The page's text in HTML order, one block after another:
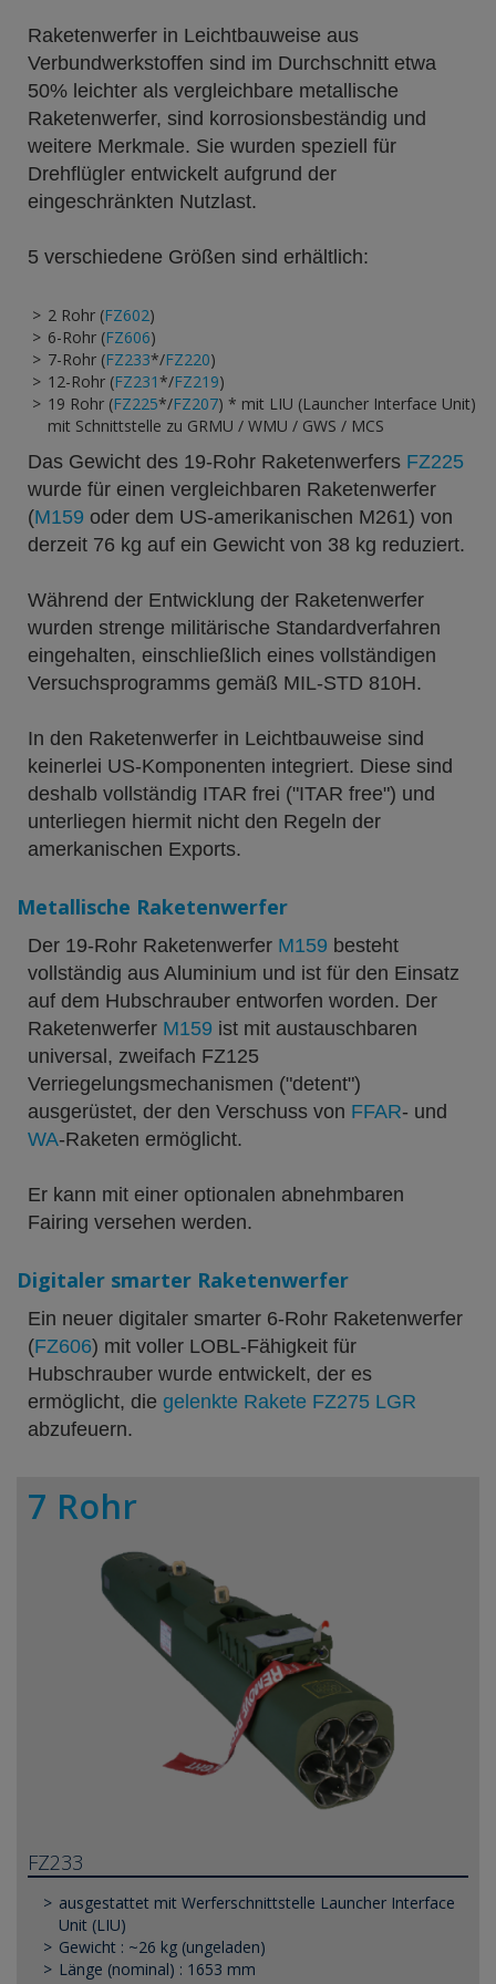
Raketenwerfer in Leichtbauweise aus
Verbundwerkstoffen sind im Durchschnitt etwa
50% leichter als vergleichbare metallische
Raketenwerfer, sind korrosionsbeständig und
weitere Merkmale. Sie wurden speziell für
Drehflügler entwickelt aufgrund der
eingeschränkten Nutzlast.
5 verschiedene Größen sind erhältlich:
2 Rohr (FZ602)
6-Rohr (FZ606)
7-Rohr (FZ233*/FZ220)
12-Rohr (FZ231*/FZ219)
19 Rohr (FZ225*/FZ207) * mit LIU (Launcher Interface Unit)
mit Schnittstelle zu GRMU / WMU / GWS / MCS
Das Gewicht des 19-Rohr Raketenwerfers FZ225
wurde für einen vergleichbaren Raketenwerfer
(M159 oder dem US-amerikanischen M261) von
derzeit 76 kg auf ein Gewicht von 38 kg reduziert.
Während der Entwicklung der Raketenwerfer
wurden strenge militärische Standardverfahren
eingehalten, einschließlich eines vollständigen
Versuchsprogramms gemäß MIL-STD 810H.
In den Raketenwerfer in Leichtbauweise sind
keinerlei US-Komponenten integriert. Diese sind
deshalb vollständig ITAR frei ("ITAR free") und
unterliegen hiermit nicht den Regeln der
amerkanischen Exports.
Metallische Raketenwerfer
Der 19-Rohr Raketenwerfer M159 besteht
vollständig aus Aluminium und ist für den Einsatz
auf dem Hubschrauber entworfen worden. Der
Raketenwerfer M159 ist mit austauschbaren
universal, zweifach FZ125
Verriegelungsmechanismen ("detent")
ausgerüstet, der den Verschuss von FFAR- und
WA-Raketen ermöglicht.
Er kann mit einer optionalen abnehmbaren
Fairing versehen werden.
Digitaler smarter Raketenwerfer
Ein neuer digitaler smarter 6-Rohr Raketenwerfer
(FZ606) mit voller LOBL-Fähigkeit für
Hubschrauber wurde entwickelt, der es
ermöglicht, die gelenkte Rakete FZ275 LGR
abzufeuern.
7 Rohr
FZ233
ausgestattet mit Werferschnittstelle Launcher Interface
Unit (LIU)
Gewicht : ~26 kg (ungeladen)
Länge (nominal) : 1653 mm